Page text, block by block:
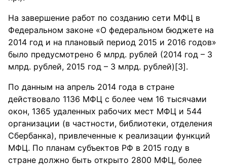
На завершение работ по созданию сети МФЦ в
Федеральном законе «О федеральном бюджете на
2014 год и на плановый период 2015 и 2016 годов»
было предусмотрено 6 млрд. рублей (2014 год – 3
млрд. рублей, 2015 год – 3 млрд. рублей)[3].
По данным на апрель 2014 года в стране
действовало 1136 МФЦ с более чем 16 тысячами
окон, 1365 удаленных рабочих мест МФЦ и 544
организации (в частности, библиотеки, отделения
Сбербанка), привлеченные к реализации функций
МФЦ. По планам субъектов РФ в 2015 году в
стране должно быть открыто 2800 МФЦ, более